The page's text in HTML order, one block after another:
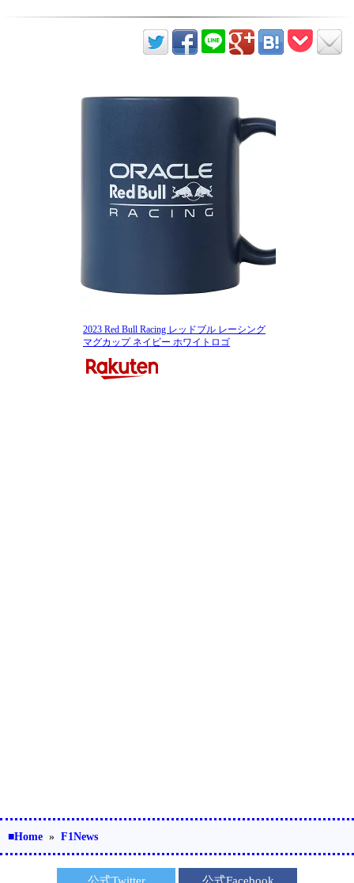
2023 Red Bull Racing レッドブル レーシング
マグカップ ネイビー ホワイトロゴ
■Home » F1News
公式Twitter 公式Facebook